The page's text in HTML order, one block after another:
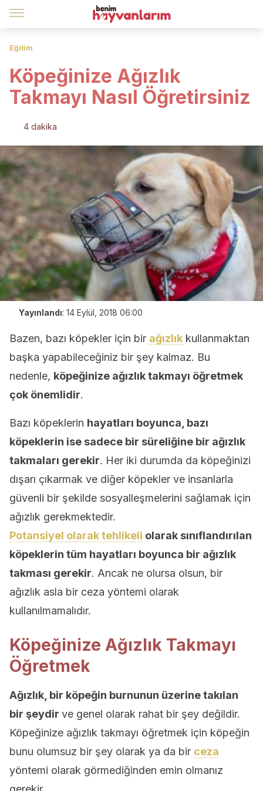
Eğitim
Köpeğinize Ağızlık
Takmayı Nasıl Öğretirsiniz
4 dakika
Yayınlandı: 14 Eylül, 2018 06:00
Bazen, bazı köpekler için bir ağızlık kullanmaktan
başka yapabileceğiniz bir şey kalmaz. Bu
nedenle, köpeğinize ağızlık takmayı öğretmek
çok önemlidir.
Bazı köpeklerin hayatları boyunca, bazı
köpeklerin ise sadece bir süreliğine bir ağızlık
takmaları gerekir. Her iki durumda da köpeğinizi
dışarı çıkarmak ve diğer köpekler ve insanlarla
güvenli bir şekilde sosyalleşmelerini sağlamak için
ağızlık gerekmektedir.
Potansiyel olarak tehlikeli olarak sınıflandırılan
köpeklerin tüm hayatları boyunca bir ağızlık
takması gerekir. Ancak ne olursa olsun, bir
ağızlık asla bir ceza yöntemi olarak
kullanılmamalıdır.
Köpeğinize Ağızlık Takmayı
Öğretmek
Ağızlık, bir köpeğin burnunun üzerine takılan
bir şeydir ve genel olarak rahat bir şey değildir.
Köpeğinize ağızlık takmayı öğretmek için köpeğin
bunu olumsuz bir şey olarak ya da bir ceza
yöntemi olarak görmediğinden emin olmanız